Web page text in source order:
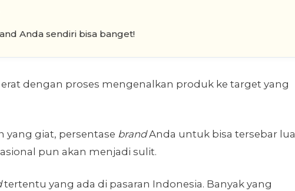
Anda sendiri bisa banget!
dengan proses mengenalkan produk ke target yang
yang giat, persentase brandAnda untuk bisa tersebar
pun akan menjadi sulit.
tertentu yang ada di pasaran Indonesia. Banyak yang